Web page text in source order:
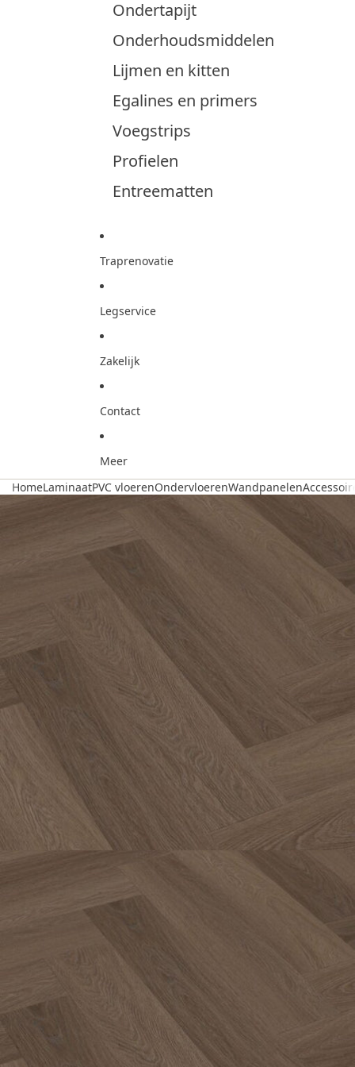
Ondertapijt
Onderhoudsmiddelen
Lijmen en kitten
Egalines en primers
Voegstrips
Profielen
Entreematten
Traprenovatie
Legservice
Zakelijk
Contact
Meer
HomeLaminaatPVC vloerenOndervloerenWandpanelen
Ga direct naar de productinformatie